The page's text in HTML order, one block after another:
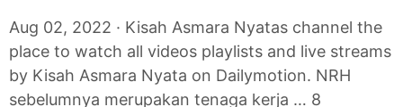
Aug 02, 2022 · Kisah Asmara Nyatas channel the
place to watch all videos playlists and live streams
by Kisah Asmara Nyata on Dailymotion. NRH
sebelumnya merupakan tenaga kerja … 8